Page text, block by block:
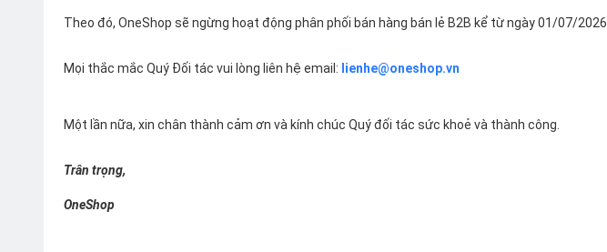
Theo đó, OneShop sẽ ngừng hoạt động phân phối bán hàng bán lẻ B2B kể từ ngày 01/07/2026.
Mọi thắc mắc Quý Đối tác vui lòng liên hệ email: lienhe@oneshop.vn
Một lần nữa, xin chân thành cảm ơn và kính chúc Quý đối tác sức khoẻ và thành công.
Trân trọng,
OneShop